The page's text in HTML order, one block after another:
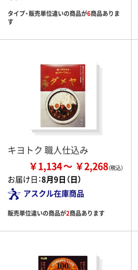
タイプ・販売単位違いの商品が6商品ありま
す
キヨトク 職人仕込み
￥1,134 ￥2,268
お届け日：8月9日（日）
アスクル在庫商品
販売単位違いの商品が2商品あります